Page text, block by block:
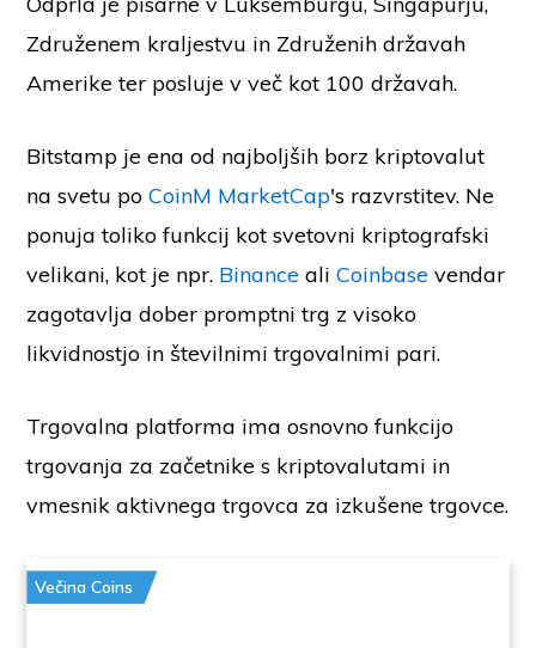
Združenem kraljestvu in Združenih državah
Amerike ter posluje v več kot 100 državah.
Bitstamp je ena od najboljših borz kriptovalut
na svetu poCoinM MarketCap's razvrstitev. Ne
ponuja toliko funkcij kot svetovni kriptografski
velikani, kot je npr. Binance aliCoinbase vendar
zagotavlja dober promptni trg z visoko
likvidnostjo in številnimi trgovalnimi pari.
Trgovalna platforma ima osnovno funkcijo
trgovanja za začetnike s kriptovalutami in
vmesnik aktivnega trgovca za izkušene trgovce.
Večina Coins